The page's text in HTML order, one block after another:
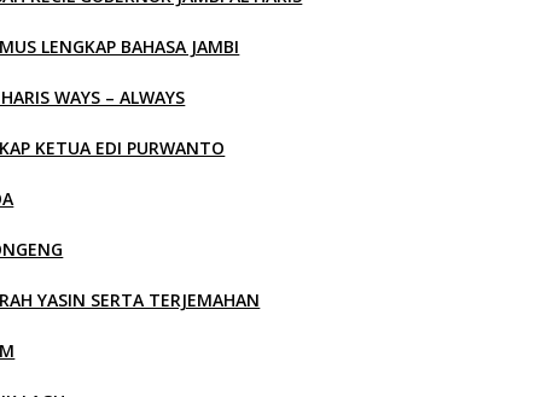
LENGKAP BAHASA JAMBI
WAYS – ALWAYS
KETUA EDI PURWANTO
YASIN SERTA TERJEMAHAN